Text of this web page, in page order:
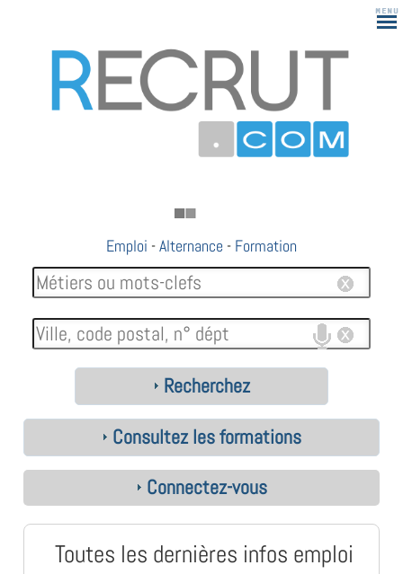
Emploi -Alternance - Formation
Recherchez
Consultez les formations
Connectez-vous
Toutes les dernières infos emploi